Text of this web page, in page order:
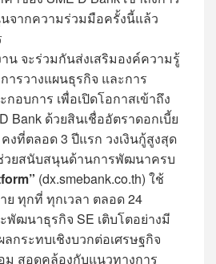
จากความร่วมมือครั้งนี้แล้ว
น จะร่วมกันส่งเสริมองค์ความรู้
ารวางแผนธุรกิจ และการ
อบการ เพื่อเปิดโอกาสเข้าถึง
Bank ด้วยสินเชื่ออัตราดอกเบี้ย
งที่ตลอด 3 ปีแรก วงเงินกู้สูงสุด
วยสนับสนุนด้านการพัฒนาครบ
(dx.smebank.co.th) ใช้
ย ทุกที่ ทุกเวลา ตลอด 24
ฒนาธุรกิจ SE เติบโตอย่างมี
กระทบเชิงบวกต่อเศรษฐกิจ
ม สอดคล้องกับแนวทางการ